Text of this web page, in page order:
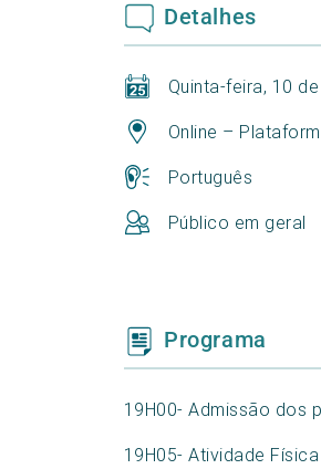
Detalhes
Quinta-feira, 10
Online –
Português
Público em geral
Programa
19H00- Admissão dos
19H05- Atividade